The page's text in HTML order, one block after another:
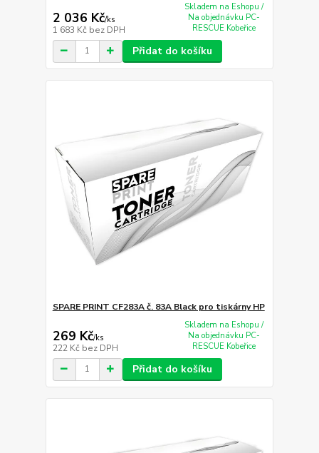
2 036 Kč/ks
1 683 Kč bez DPH
Skladem na Eshopu /
Na objednávku PC-
RESCUE Kobeřice
Přidat do košíku
SPARE PRINT CF283A č. 83A Black pro tiskárny HP
269 Kč/ks
222 Kč bez DPH
Skladem na Eshopu /
Na objednávku PC-
RESCUE Kobeřice
Přidat do košíku